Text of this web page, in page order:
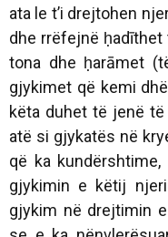
ata le t’i drejtohen
dhe rrëfejnë ḥadīthet
tona dhe ḥarāmet
gjykimet që kemi
këta duhet të jenë të
atë si gjykatës në
që ka
gjykimin e këtij
gjykim në drejtimin